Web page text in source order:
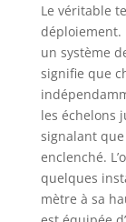
Le véritable
déploiement.
un système
signifie que
les échelons
signalant
enclenché.
quelques
mètre à sa